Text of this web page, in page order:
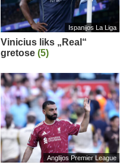
Ispanijos La Liga
Vinicius liks „Real“
gretose (5)
Anglijos Premier League